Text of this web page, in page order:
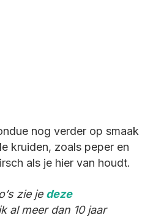
nog verder op smaak
kruiden, zoals peper en
als je hier van houdt.
zie je deze
al meer dan 10 jaar